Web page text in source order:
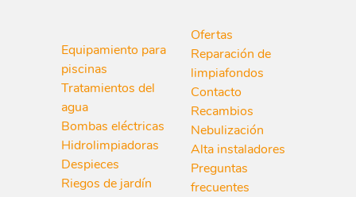
Equipamiento para
piscinas
Tratamientos del
agua
Bombas eléctricas
Hidrolimpiadoras
Despieces
Riegos de jardín
Ofertas
Reparación de
limpiafondos
Contacto
Recambios
Nebulización
Alta instaladores
Preguntas
frecuentes